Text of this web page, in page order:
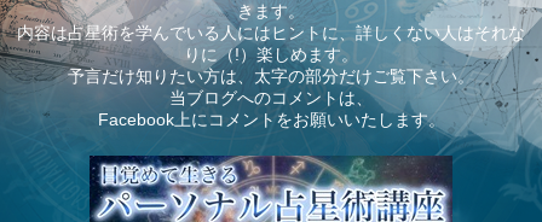
きます。
内容は占星術を学んでいる人にはヒントに、詳しくない人はそれな
りに（!）楽しめます。
予言だけ知りたい方は、太字の部分だけご覧下さい。
当ブログへのコメントは、
Facebook上にコメントをお願いいたします。